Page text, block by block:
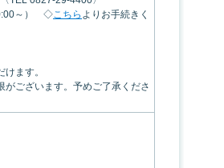
～） ◇こちら よりお手続きく
ます。
ございます。予めご了承くださ